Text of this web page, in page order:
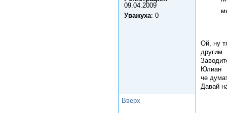
09.04.2009
Уважуха: 0
Ой, ну
другим.
Юлиан
че
Давай
Вверх